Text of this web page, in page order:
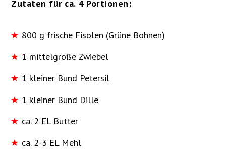
Zutaten für ca. 4 Portionen:
800 g frische Fisolen (Grüne Bohnen)
1 mittelgroße Zwiebel
1 kleiner Bund Petersil
1 kleiner Bund Dille
ca. 2 EL Butter
ca. 2-3 EL Mehl